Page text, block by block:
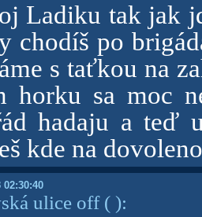
Ladiku tak jak
chodíš po
s taťkou na
horku sa moc
hadaju a teď
kde na
02:30:40
ulice off( ):